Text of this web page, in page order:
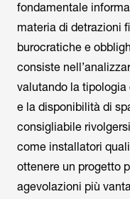
fondamentale
materia di detrazioni
burocratiche e
consiste
valutando la
e la disponibilità di
consigliabile
come installatori
ottenere un progetto
agevolazioni più